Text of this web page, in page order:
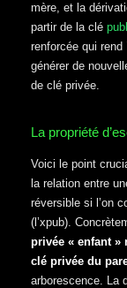
mère, et la
partir de la clé
renforcée qui rend
générer de
de clé privée.
La propriété
Voici le point
la relation entre
réversible si l’on
(l’xpub).
privée « enfant »
clé privée du
arborescence. La